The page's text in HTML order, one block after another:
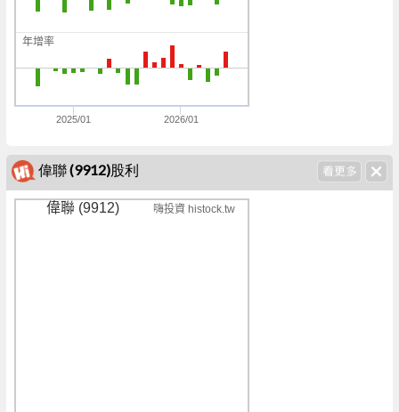
年增率
2025/01 2026/01
偉聯 (9912)股利
偉聯 (9912) 嗨投資 histock.tw